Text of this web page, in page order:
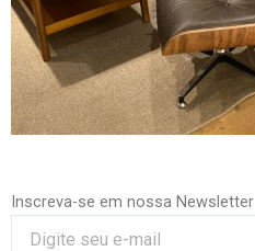
Inscreva-se em nossa Newsletter